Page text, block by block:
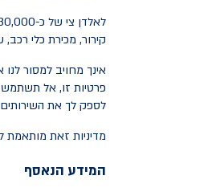
קירור, מכירת כלי רכב,
אינך מחויב למסור
פרטיות זו, אל
לספק לך את
מדיניות זאת מותאמת
המידע הנאסף